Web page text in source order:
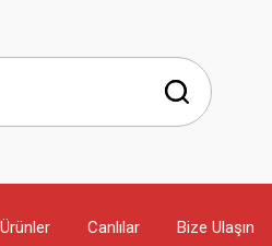
Canlılar Bize Ulaşın